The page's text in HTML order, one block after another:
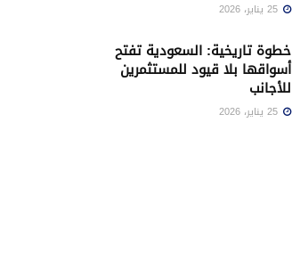
خطوة تاريخية: السعودية تفتح
أسواقها بلا قيود للمستثمرين
للأجانب